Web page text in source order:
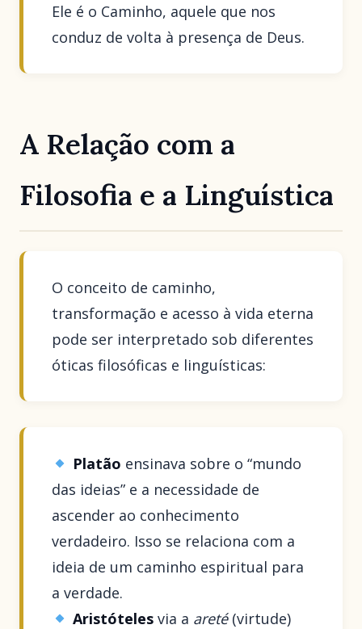
Ele é o Caminho, aquele que nos
conduz de volta à presença de Deus.
A Relação com a
Filosofia e a Linguística
O conceito de caminho,
transformação e acesso à vida eterna
pode ser interpretado sob diferentes
óticas filosóficas e linguísticas:
Platão ensinava sobre o “mundo
das ideias” e a necessidade de
ascender ao conhecimento
verdadeiro. Isso se relaciona com a
ideia de um caminho espiritual para
a verdade.
Aristótelesvia a areté(virtude)